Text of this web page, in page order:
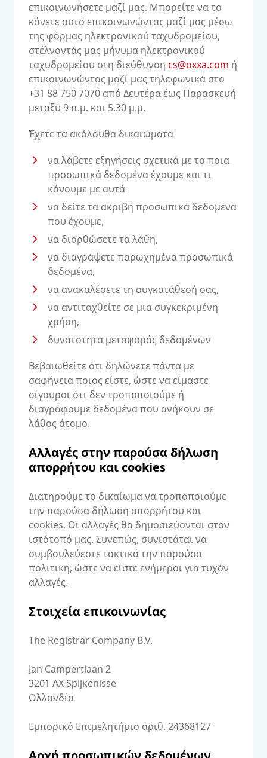
επικοινωνήσετε μαζί μας. Μπορείτε να το
κάνετε αυτό επικοινωνώντας μαζί μας μέσω
της φόρμας ηλεκτρονικού ταχυδρομείου,
στέλνοντάς μας μήνυμα ηλεκτρονικού
ταχυδρομείου στη διεύθυνση cs@oxxa.com ή
επικοινωνώντας μαζί μας τηλεφωνικά στο
+31 88 750 7070 από Δευτέρα έως Παρασκευή
μεταξύ 9 π.μ. και 5.30 μ.μ.
Έχετε τα ακόλουθα δικαιώματα
να λάβετε εξηγήσεις σχετικά με το ποια
προσωπικά δεδομένα έχουμε και τι
κάνουμε με αυτά
να δείτε τα ακριβή προσωπικά δεδομένα
που έχουμε,
να διορθώσετε τα λάθη,
να διαγράψετε παρωχημένα προσωπικά
δεδομένα,
να ανακαλέσετε τη συγκατάθεσή σας,
να αντιταχθείτε σε μια συγκεκριμένη
χρήση,
δυνατότητα μεταφοράς δεδομένων
Βεβαιωθείτε ότι δηλώνετε πάντα με
σαφήνεια ποιος είστε, ώστε να είμαστε
σίγουροι ότι δεν τροποποιούμε ή
διαγράφουμε δεδομένα που ανήκουν σε
λάθος άτομο.
Αλλαγές στην παρούσα δήλωση
απορρήτου και cookies
Διατηρούμε το δικαίωμα να τροποποιούμε
την παρούσα δήλωση απορρήτου και
cookies. Οι αλλαγές θα δημοσιεύονται στον
ιστότοπό μας. Συνεπώς, συνιστάται να
συμβουλεύεστε τακτικά την παρούσα
πολιτική, ώστε να είστε ενήμεροι για τυχόν
αλλαγές.
Στοιχεία επικοινωνίας
The Registrar Company B.V.
Jan Campertlaan 2
3201 AX Spijkenisse
Ολλανδία
Εμπορικό Επιμελητήριο αριθ. 24368127